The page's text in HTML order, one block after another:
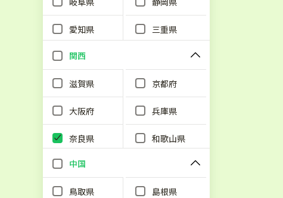
愛知県 三重県
関西
滋賀県 京都府
大阪府 兵庫県
奈良県 和歌山県
中国
鳥取県 島根県